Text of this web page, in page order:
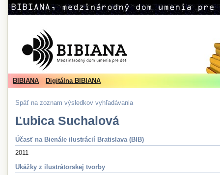
BIBIANA Digitálna BIBIANA
Späť na zoznam výsledkov vyhľadávania
Ľubica Suchalová
Účasť na Bienále ilustrácií Bratislava (BIB)
2011
Ukážky z ilustrátorskej tvorby